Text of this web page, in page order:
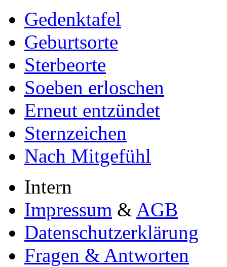
Gedenktafel
Geburtsorte
Sterbeorte
Soeben erloschen
Erneut entzündet
Sternzeichen
Nach Mitgefühl
Intern
Impressum & AGB
Datenschutzerklärung
Fragen & Antworten